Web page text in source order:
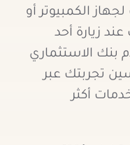
الكمبيوتر أو
زيارة أحد
بنك الاستثماري
تجربتك عبر
أكثر